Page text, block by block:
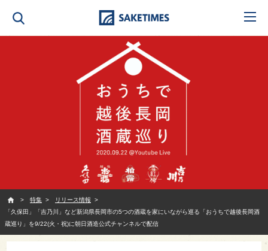
特集
リリース情報
「久保田」「吉乃川」など新潟県長岡市の5つの酒蔵を家にいながら巡る「おうちで越後長岡酒
蔵巡り」を9/22(火・祝)に朝日酒造公式チャンネルで配信